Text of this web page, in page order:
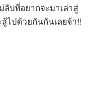
บที่อยากจะมาเล่าสู่
ไปด้วยกันกันเลยจ้า!!